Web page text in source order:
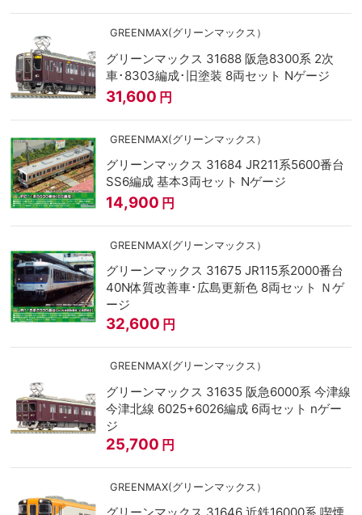
GREENMAX(グリーンマックス）
グリーンマックス 31688 阪急8300系 2次
車･8303編成･旧塗装 8両セット Nゲージ
31,600 円
GREENMAX(グリーンマックス）
グリーンマックス 31684 JR211系5600番台
SS6編成 基本3両セット Nゲージ
14,900 円
GREENMAX(グリーンマックス）
グリーンマックス 31675 JR115系2000番台
40N体質改善車･広島更新色 8両セット Ｎゲ
ージ
32,600 円
GREENMAX(グリーンマックス）
グリーンマックス 31635 阪急6000系 今津線
今津北線 6025+6026編成 6両セット nゲー
ジ
25,700 円
GREENMAX(グリーンマックス）